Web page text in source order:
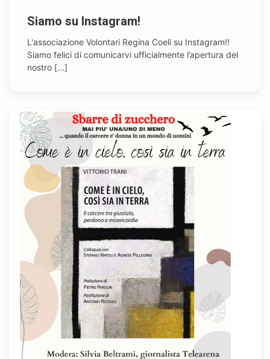
Siamo su Instagram!
L'associazione Volontari Regina Coeli su Instagram!!
Siamo felici di comunicarvi ufficialmente l’apertura del
nostro [...]